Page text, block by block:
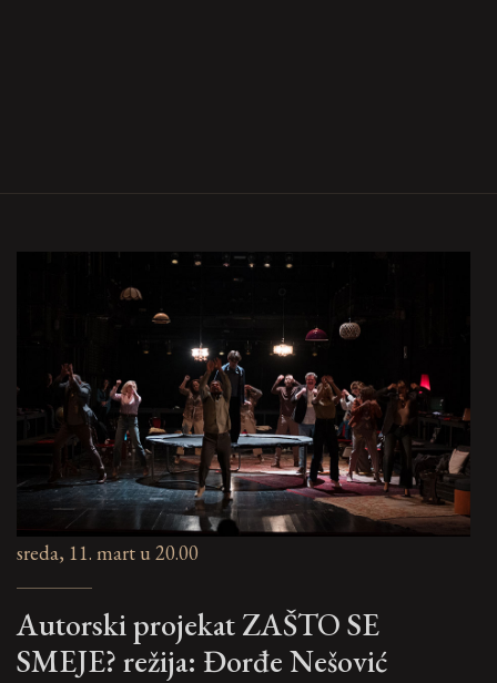
sreda, 11. mart u 20.00
Autorski projekat ZAŠTO SE
SMEJE? režija: Đorđe Nešović